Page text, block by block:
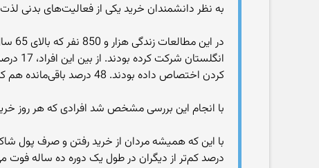
به نظر دانشمندان خرید یکی از فعالیت‌های بدنی
در
کردن اختصاص داده بودند. 48 درصد باقی‌مانده هم کم‌تر از این میزان به خرید می‌رفتند.
با انجام این بررسی مشخص شد افرادی که هر روز خرید می‌کردند با احتمال 27 درصد کم‌تر از دیگران در بین سال‌های 1999
درصد کم‌تر از دیگران در طول یک دوره ده ساله فوت می‌کردند، اما این